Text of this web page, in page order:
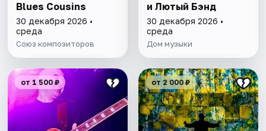
Blues Cousins
30 декабря 2026 •
среда
Союз композиторов
и Лютый Бэнд
30 декабря 2026 •
среда
Дом музыки
от 1 500 ₽ от 2 000 ₽